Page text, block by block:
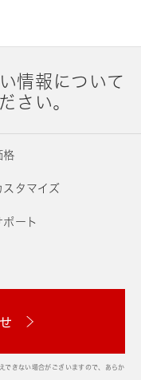
情報について
さい。
格
スタマイズ
ポート
できない場合がございますので、あらか